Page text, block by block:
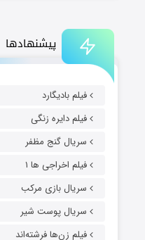
پیشنهادها
فیلم بادیگارد
فیلم دایره زنگی
سریال گنج مظفر
فیلم اخراجی ها ۱
سریال بازی مرکب
سریال پوست شیر
فیلم زن‌ها فرشته‌اند